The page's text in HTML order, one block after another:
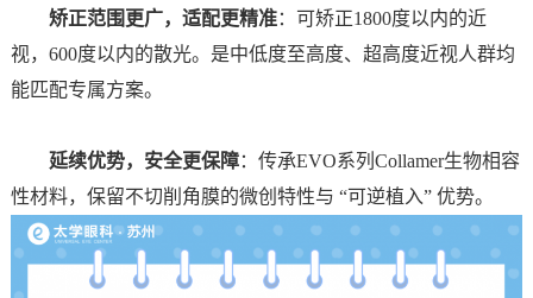
矫正范围更广，适配更精准： 可矫正1800度以内的近
视，600度以内的散光。是中低度至高度、超高度近视人群均
能匹配专属方案。
延续优势，安全更保障： 传承EVO系列Collamer生物相容
性材料，保留不切削角膜的微创特性与 “可逆植入” 优势。